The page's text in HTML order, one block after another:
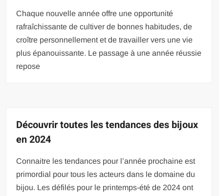
Chaque nouvelle année offre une opportunité
rafraîchissante de cultiver de bonnes habitudes, de
croître personnellement et de travailler vers une vie
plus épanouissante. Le passage à une année réussie
repose
Découvrir toutes les tendances des bijoux
en 2024
Connaitre les tendances pour l’année prochaine est
primordial pour tous les acteurs dans le domaine du
bijou. Les défilés pour le printemps-été de 2024 ont